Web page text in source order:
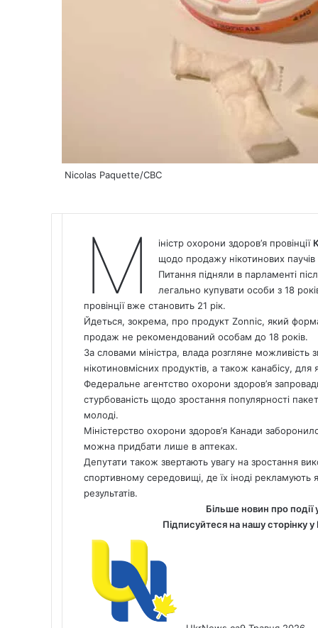
Nicolas Paquette/CBC
М іністр охорони здоров’я провінції
щодо продажу нікотинових паучів
Питання підняли в парламенті
легально купувати особи з 18
провінції вже становить 21 рік.
Йдеться, зокрема, про продукт Zonnic, який
продаж не рекомендований особам до 18 років.
За словами міністра, влада розгляне можливість
нікотиновмісних продуктів, а також канабісу, для
Федеральне агентство охорони здоров’я
стурбованість щодо зростання популярності
молоді.
Міністерство охорони здоров’я Канади
можна придбати лише в аптеках.
Депутати також звертають увагу на зростання
спортивному середовищі, де їх іноді рекламують
результатів.
Більше новин про події
Підписуйтеся на нашу сторінку у